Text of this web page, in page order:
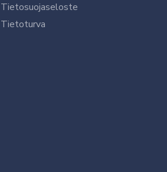
Tietosuojaseloste
Tietoturva